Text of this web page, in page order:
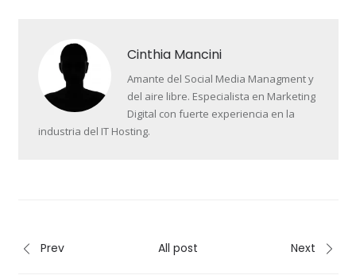
Cinthia Mancini
Amante del Social Media Managment y
del aire libre. Especialista en Marketing
Digital con fuerte experiencia en la
industria del IT Hosting.
Prev All post Next